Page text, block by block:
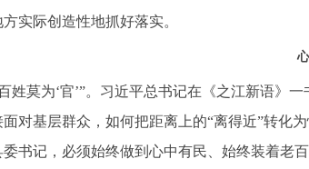
实际创造性地抓好落实。
姓莫为‘官’”。习近平总书记在《之江新语》
对基层群众，如何把距离上的“离得近”转化
书记，必须始终做到心中有民、始终装着老百